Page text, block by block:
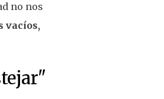
no nos
vacíos,